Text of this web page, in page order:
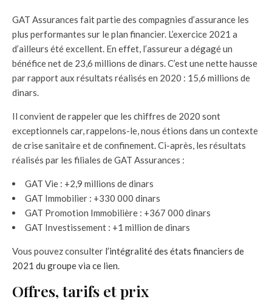
GAT Assurances fait partie des compagnies d’assurance les
plus performantes sur le plan financier. L’exercice 2021 a
d’ailleurs été excellent. En effet, l’assureur a dégagé un
bénéfice net de 23,6 millions de dinars. C’est une nette hausse
par rapport aux résultats réalisés en 2020 : 15,6 millions de
dinars.
Il convient de rappeler que les chiffres de 2020 sont
exceptionnels car, rappelons-le, nous étions dans un contexte
de crise sanitaire et de confinement. Ci-après, les résultats
réalisés par les filiales de GAT Assurances :
GAT Vie : +2,9 millions de dinars
GAT Immobilier : +330 000 dinars
GAT Promotion Immobilière : +367 000 dinars
GAT Investissement : +1 million de dinars
Vous pouvez consulter l’intégralité des états financiers de
2021 du groupe via ce lien.
Offres, tarifs et prix